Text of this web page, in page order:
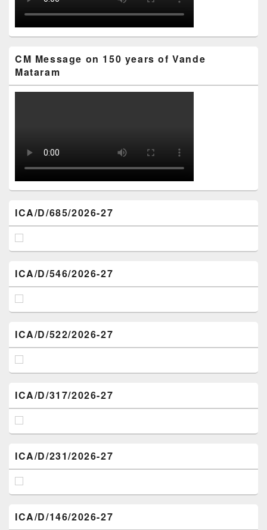
CM Message on 150 years of Vande
Mataram
ICA/D/685/2026-27
ICA/D/546/2026-27
ICA/D/522/2026-27
ICA/D/317/2026-27
ICA/D/231/2026-27
ICA/D/146/2026-27